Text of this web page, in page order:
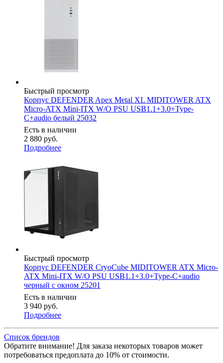
Быстрый просмотр
Корпус DEFENDER Apex Metal XL MIDITOWER ATX
Micro-ATX Mini-ITX W/O PSU USB1.1+3.0+Type-
C+audio белый 25032
Есть в наличии
2 880 руб.
Подробнее
Быстрый просмотр
Корпус DEFENDER CryoCube MIDITOWER ATX Micro-
ATX Mini-ITX W/O PSU USB1.1+3.0+Type-C+audio
черный с окном 25201
Есть в наличии
3 940 руб.
Подробнее
Список брендов
Обратите внимание! Для заказа некоторых товаров может
потребоваться предоплата до 10% от стоимости.